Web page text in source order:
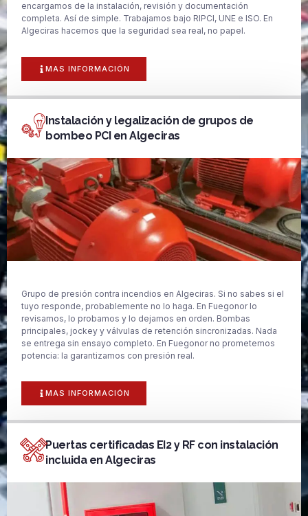
encargamos de la instalación, revisión y documentación
completa. Así de simple. Trabajamos bajo RIPCI, UNE e ISO. En
Algeciras hacemos que la seguridad sea real, no papel.
MAS INFORMACIÓN
Instalación y legalización de grupos de
bombeo PCI en Algeciras
Grupo de presión contra incendios en Algeciras. Si no sabes si el
tuyo responde, probablemente no lo haga. En Fuegonor lo
revisamos, lo probamos y lo dejamos en orden. Bombas
principales, jockey y válvulas de retención sincronizadas. Nada
se entrega sin ensayo completo. En Fuegonor no prometemos
potencia: la garantizamos con presión real.
MAS INFORMACIÓN
Puertas certificadas EI2 y RF con instalación
incluida en Algeciras